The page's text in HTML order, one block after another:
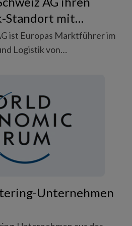
Standort mit
aufbaut.
ist Europas Marktführer im
Logistik von
der Unterstützung von
und verzeichnet
Unternehmen